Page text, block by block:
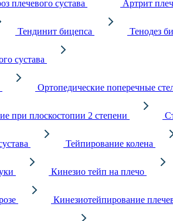
плечевого сустава Артрит
Тендинит бицепса Тенодез
сустава
Ортопедические поперечные
при плоскостопии 2 степени
Тейпирование колена
Кинезио тейп на плечо
Кинезиотейпирование